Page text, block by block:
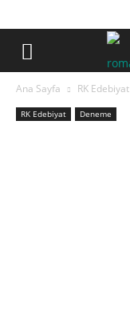
Ana Sayfa RK Edebiyat
RK Edebiyat Deneme